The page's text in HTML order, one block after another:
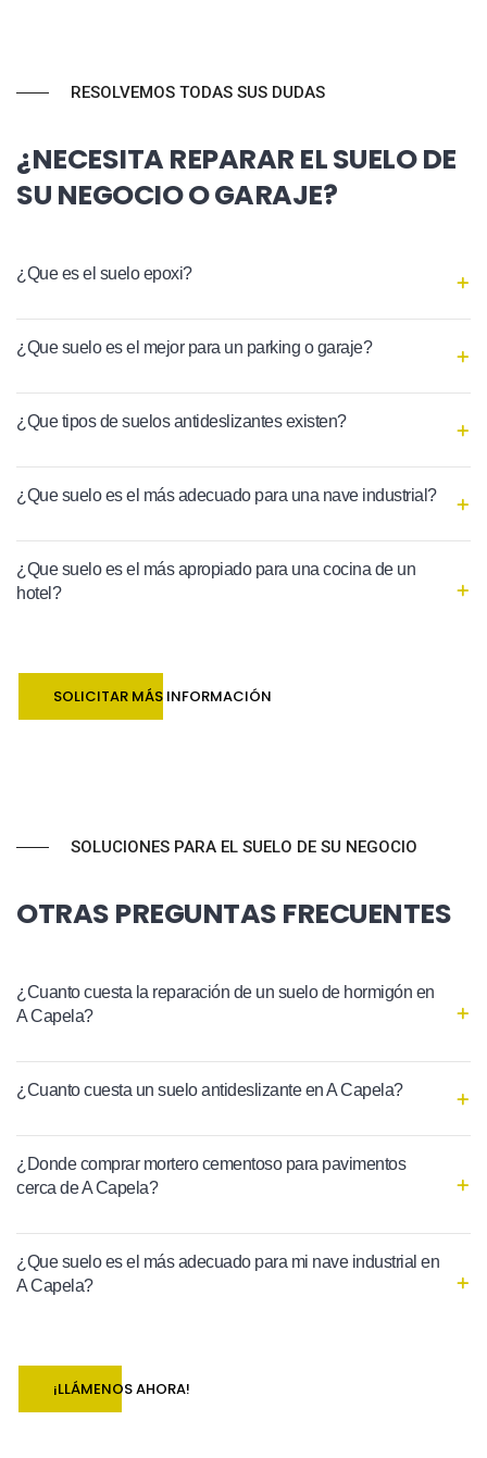
RESOLVEMOS TODAS SUS DUDAS
¿NECESITA REPARAR EL SUELO DE
SU NEGOCIO O GARAJE?
¿Que es el suelo epoxi?
¿Que suelo es el mejor para un parking o garaje?
¿Que tipos de suelos antideslizantes existen?
¿Que suelo es el más adecuado para una nave industrial?
¿Que suelo es el más apropiado para una cocina de un
hotel?
SOLICITAR MÁS INFORMACIÓN
SOLUCIONES PARA EL SUELO DE SU NEGOCIO
OTRAS PREGUNTAS FRECUENTES
¿Cuanto cuesta la reparación de un suelo de hormigón en
A Capela?
¿Cuanto cuesta un suelo antideslizante en A Capela?
¿Donde comprar mortero cementoso para pavimentos
cerca de A Capela?
¿Que suelo es el más adecuado para mi nave industrial en
A Capela?
¡LLÁMENOS AHORA!